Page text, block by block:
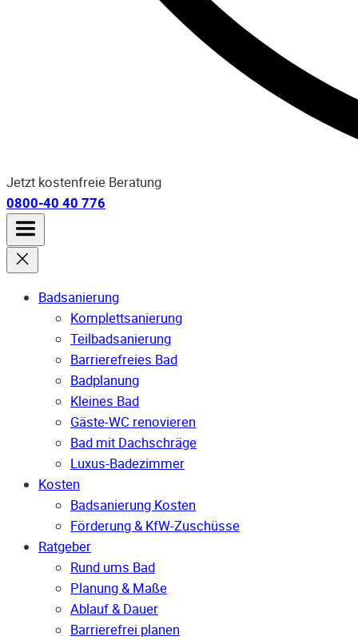
Jetzt kostenfreie Beratung
0800-40 40 776
Badsanierung
Komplettsanierung
Teilbadsanierung
Barrierefreies Bad
Badplanung
Kleines Bad
Gäste-WC renovieren
Bad mit Dachschräge
Luxus-Badezimmer
Kosten
Badsanierung Kosten
Förderung & KfW-Zuschüsse
Ratgeber
Rund ums Bad
Planung & Maße
Ablauf & Dauer
Barrierefrei planen